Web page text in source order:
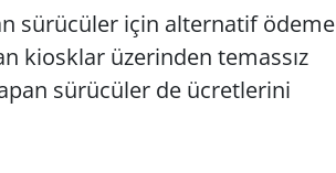
sürücüler için alternatif ödeme
kiosklar üzerinden temassız
sürücüler de ücretlerini